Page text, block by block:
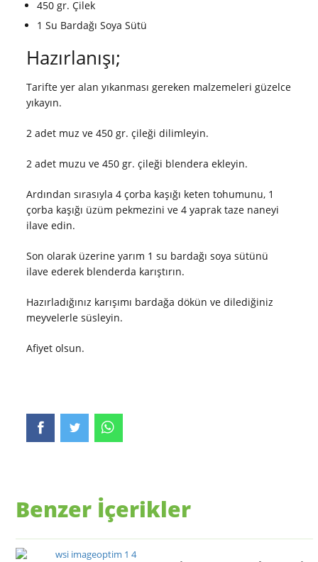
450 gr. Çilek
1 Su Bardağı Soya Sütü
Hazırlanışı;
Tarifte yer alan yıkanması gereken malzemeleri güzelce
yıkayın.
2 adet muz ve 450 gr. çileği dilimleyin.
2 adet muzu ve 450 gr. çileği blendera ekleyin.
Ardından sırasıyla 4 çorba kaşığı keten tohumunu, 1
çorba kaşığı üzüm pekmezini ve 4 yaprak taze naneyi
ilave edin.
Son olarak üzerine yarım 1 su bardağı soya sütünü
ilave ederek blenderda karıştırın.
Hazırladığınız karışımı bardağa dökün ve dilediğiniz
meyvelerle süsleyin.
Afiyet olsun.
Benzer İçerikler